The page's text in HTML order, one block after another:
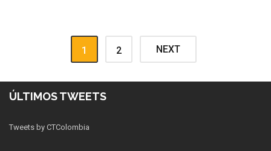
1 2 NEXT
ÚLTIMOS TWEETS
Tweets by CTColombia